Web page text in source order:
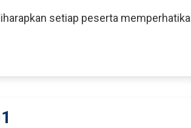
setiap peserta